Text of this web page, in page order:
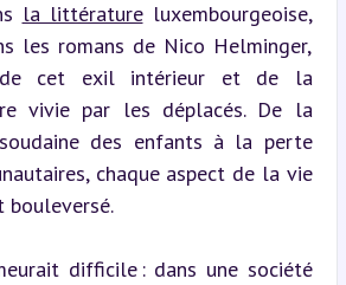
la littérature luxembourgeoise,
les romans de Nico Helminger,
de cet exil intérieur et de la
vivie par les déplacés. De la
des enfants à la perte
chaque aspect de la vie
bouleversé.
difficile : dans une société